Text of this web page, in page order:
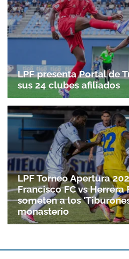
LPF presenta Portal de
sus 24 clubes afiliados
LPF Torneo Apertura
Francisco FC vs Herrera
someten a los
monasterio